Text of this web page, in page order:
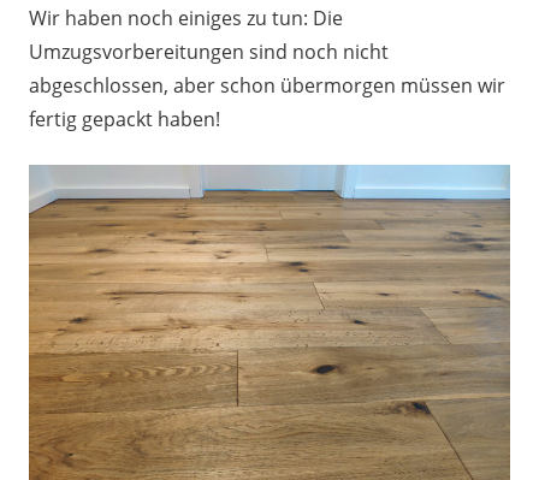
Wir haben noch einiges zu tun: Die
Umzugsvorbereitungen sind noch nicht
abgeschlossen, aber schon übermorgen müssen wir
fertig gepackt haben!